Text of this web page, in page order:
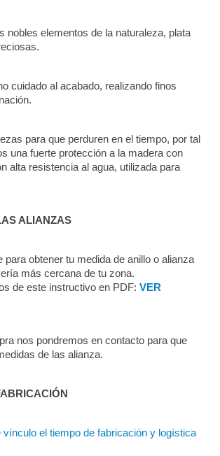
nobles elementos de la naturaleza, plata
cuidado al acabado, realizando finos
para que perduren en el tiempo, por tal
una fuerte protección a la madera con
alta resistencia al agua, utilizada para
ALIANZAS
para obtener tu medida de anillo o alianza
más cercana de tu zona.
de este instructivo en PDF: VER
nos pondremos en contacto para que
de las alianza.
vínculo el tiempo de fabricación y logística